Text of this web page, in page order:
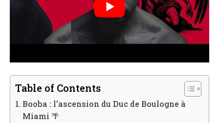
Table of Contents
Booba : l’ascension du Duc de Boulogne à
Miami 🌴